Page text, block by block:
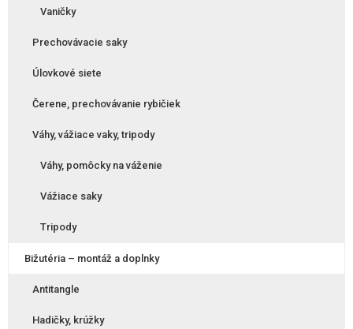
Vaničky
Prechovávacie saky
Úlovkové siete
Čerene, prechovávanie rybičiek
Váhy, vážiace vaky, tripody
Váhy, pomôcky na váženie
Vážiace saky
Tripody
Bižutéria – montáž a doplnky
Antitangle
Hadičky, krúžky